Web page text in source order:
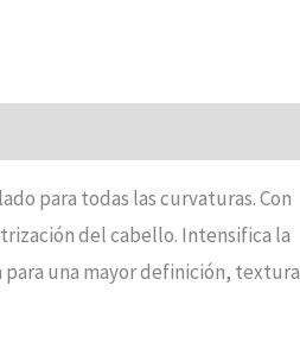
para todas las curvaturas. Con
del cabello. Intensifica la
para una mayor definición, textura